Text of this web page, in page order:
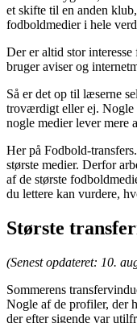
et skifte til en anden
fodboldmedier i hele
Der er altid stor
bruger aviser og
Så er det op til læserne
troværdigt eller ej. Nogle
nogle medier lever mere
Her på Fodbold-
største medier. Derfor
af de største
du lettere kan vurdere,
Største
(Senest opdateret: 10.
Sommerens
Nogle af de profiler, der
der efter sigende var